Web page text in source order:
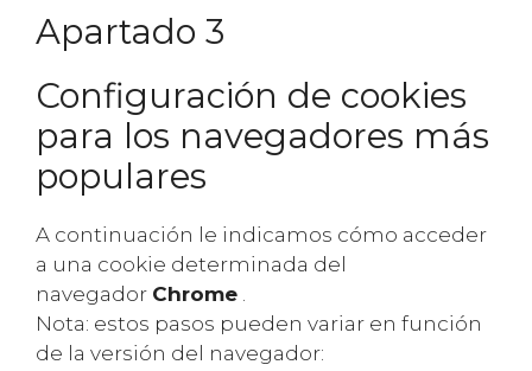
Apartado 3
Configuración de cookies
para los navegadores más
populares
A continuación le indicamos cómo acceder
a una cookie determinada del
navegador Chrome .
Nota: estos pasos pueden variar en función
de la versión del navegador: